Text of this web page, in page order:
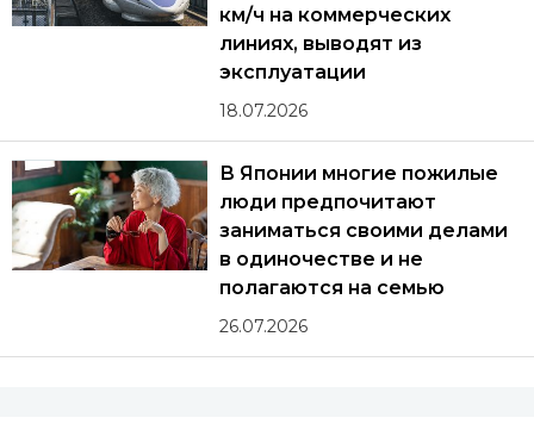
км/ч на коммерческих
линиях, выводят из
эксплуатации
18.07.2026
В Японии многие пожилые
люди предпочитают
заниматься своими делами
в одиночестве и не
полагаются на семью
26.07.2026